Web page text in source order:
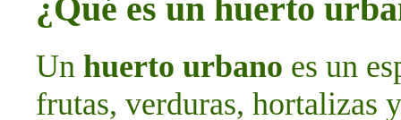
¿Qué es un huerto
Un huerto urbano es un
frutas, verduras, hortalizas